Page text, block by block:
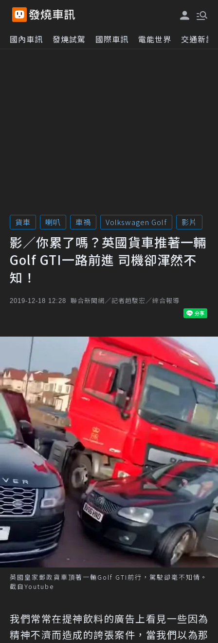
國內車訊 發燒試駕 國際車訊 電能世界 交通新訊
貨車 喇叭 車禍 Volkswagen Golf 影片
影／你累了嗎？英國貨車推著一輛
Golf GTI一路前進 司機卻渾然不
知！
2019-12-18 12:28 聯合新聞網／記者趙駿宏／綜合報導
英國皇家郵政貨車頂著一輛Golf GTI前行，駕駛卻毫不知情。
截自Youtube
我們常常在提神飲料的廣告上看見一些因為
精神不濟而造成的誇張案件，當我們以為那